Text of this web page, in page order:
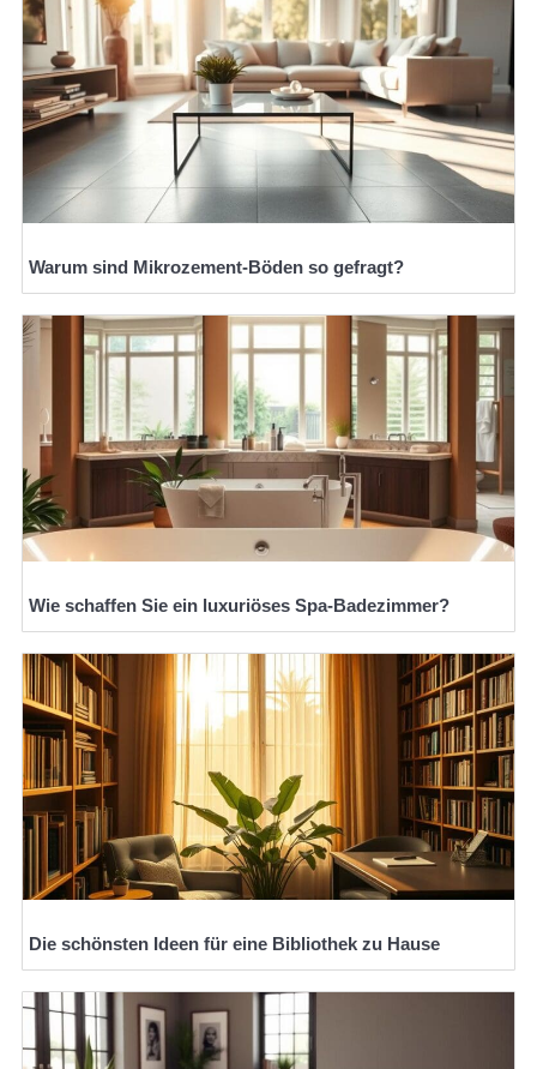
Warum sind Mikrozement-Böden so gefragt?
Wie schaffen Sie ein luxuriöses Spa-Badezimmer?
Die schönsten Ideen für eine Bibliothek zu Hause